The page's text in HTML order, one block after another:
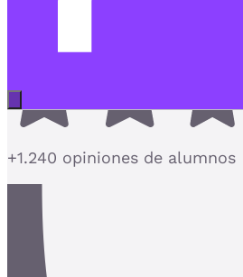
+1.240 opiniones de alumnos